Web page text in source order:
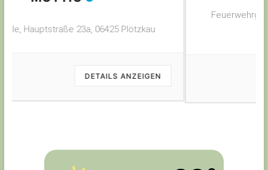
Feuerwehrgerätehaus, Alslebener Str. 8a, 06425
Plötzkau
DETAILS ANZEIGEN